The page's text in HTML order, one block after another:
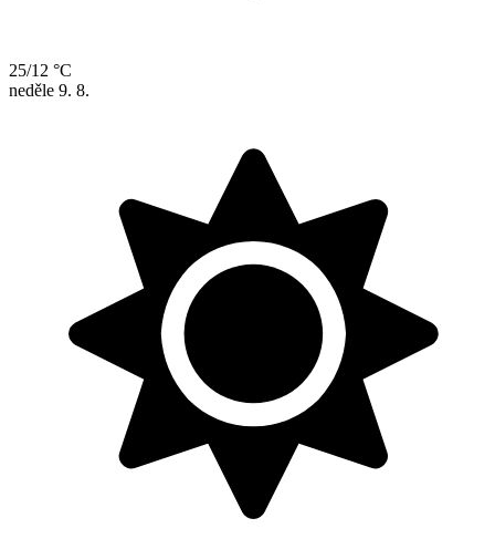
25/12 °C
neděle 9. 8.